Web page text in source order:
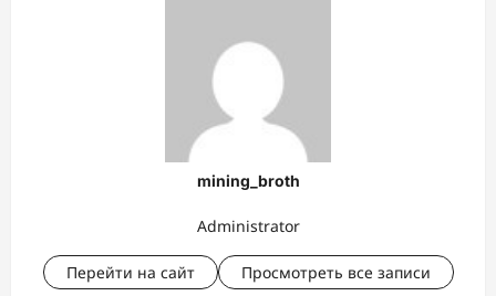
mining_broth
Administrator
Перейти на сайт Просмотреть все записи